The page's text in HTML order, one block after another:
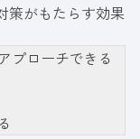
策がもたらす効果
プローチできる